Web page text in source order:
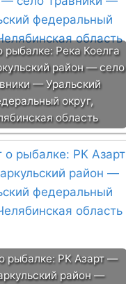
рыбалке: Река Коелга
район — село
— Уральский
округ,
область
рыбалке: РК Азарт —
район —